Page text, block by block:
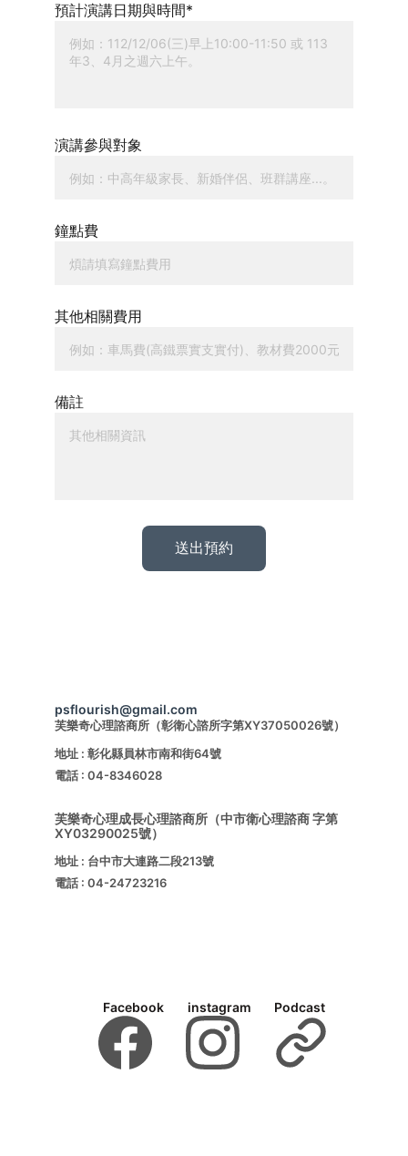
預計演講日期與時間*
演講參與對象
鐘點費
其他相關費用
備註
送出預約
psflourish@gmail.com
Facebook
芙樂奇心理諮商所（彰衛心諮所字第XY37050026號）
地址 : 彰化縣員林市南和街64號
電話 : 04-8346028
instagram Podcast
芙樂奇心理成長心理諮商所（中市衛心理諮商 字第
XY03290025號）
地址 : 台中市大連路二段213號
電話 : 04-24723216